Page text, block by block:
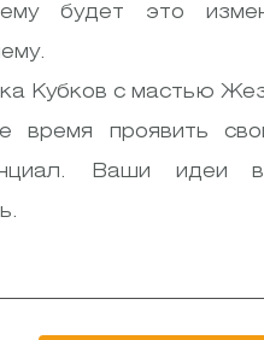
будет это
Кубков с мастью
время проявить
Ваши идеи